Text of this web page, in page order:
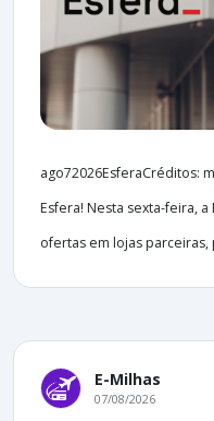
ago72026EsferaCréditos:
Esfera! Nesta sexta-feira,
ofertas em lojas
E-Milhas
07/08/2026